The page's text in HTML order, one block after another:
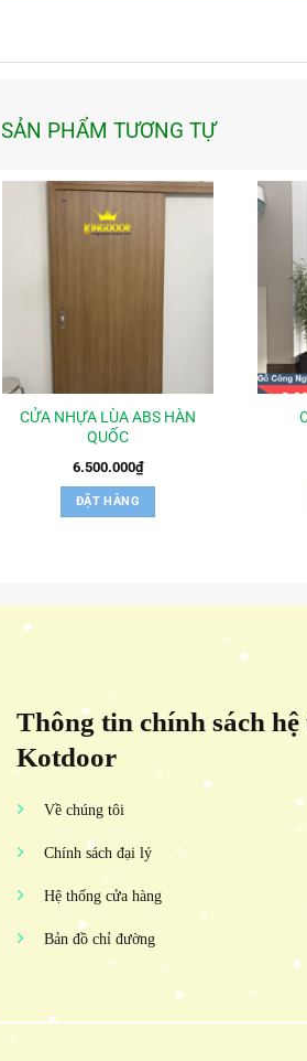
SẢN PHẨM TƯƠNG TỰ
CỬA NHỰA LÙA ABS HÀN
QUỐC
6.500.000₫
ĐẶT HÀNG
Thông tin chính sách hệ
Kotdoor
Về chúng tôi
Chính sách đại lý
Hệ thống cửa hàng
Bản đồ chỉ đường